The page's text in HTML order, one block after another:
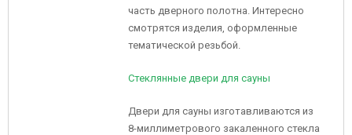
часть дверного полотна. Интересно
смотрятся изделия, оформленные
тематической резьбой.
Стеклянные двери для сауны
Двери для сауны изготавливаются из
8-миллиметрового закаленного стекла